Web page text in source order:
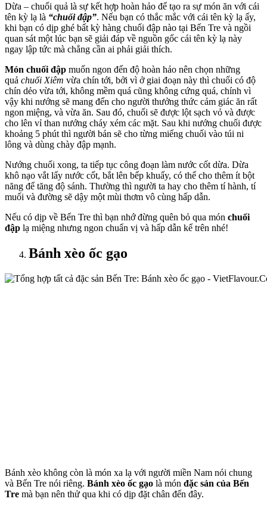
Dừa – chuối quả là sự kết hợp hoàn hảo để tạo ra sự món ăn với cái
tên kỳ lạ là “chuối đập”. Nếu bạn có thắc mắc với cái tên kỳ lạ ấy,
khi bạn có dịp ghé bất kỳ hàng chuối đập nào tại Bến Tre và ngồi
quan sát một lúc bạn sẽ giải đáp về nguồn gốc cái tên kỳ lạ này
ngay lập tức mà chẳng cần ai phải giải thích.
Món chuối đập muốn ngon đến độ hoàn hảo nên chọn những
quả chuối Xiêm vừa chín tới, bởi vì ở giai đoạn này thì chuối có độ
chín dẻo vừa tới, không mềm quá cũng không cứng quá, chính vì
vậy khi nướng sẽ mang đến cho người thưởng thức cảm giác ăn rất
ngon miệng, và vừa ăn. Sau đó, chuối sẽ được lột sạch vỏ và được
cho lên vỉ than nướng cháy xém các mặt. Sau khi nướng chuối được
khoảng 5 phút thì người bán sẽ cho từng miếng chuối vào túi ni
lông và dùng chày đập mạnh.
Nướng chuối xong, ta tiếp tục công đoạn làm nước cốt dừa. Dừa
khô nạo vắt lấy nước cốt, bắt lên bếp khuấy, có thể cho thêm ít bột
năng để tăng độ sánh. Thường thì người ta hay cho thêm tí hành, tí
muối và đường sẽ dậy một mùi thơm vô cùng hấp dẫn.
Nếu có dịp về Bến Tre thì bạn nhớ đừng quên bỏ qua món chuối
đập lạ miệng nhưng ngon chuẩn vị và hấp dẫn kể trên nhé!
Bánh xèo ốc gạo
Bánh xèo không còn là món xa lạ với người miền Nam nói chung
và Bến Tre nói riêng. Bánh xèo ốc gạo là món đặc sản của Bến
Tre mà bạn nên thử qua khi có dịp đặt chân đến đây.